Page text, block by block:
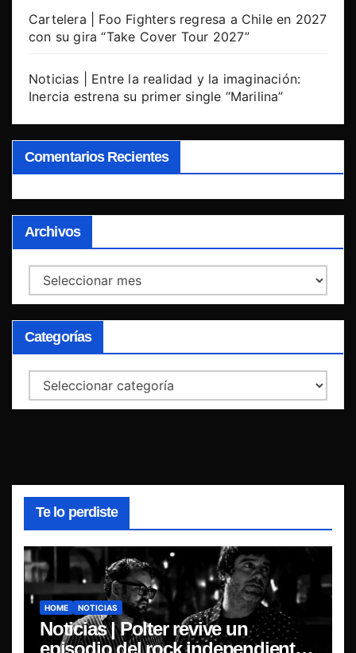
Cartelera | Foo Fighters regresa a Chile en 2027
con su gira “Take Cover Tour 2027”
Noticias | Entre la realidad y la imaginación:
Inercia estrena su primer single “Marilina”
Comentarios Recientes
Archivos
Archivos
Categorías
Categorías
Te lo perdiste
HOME NOTICIAS
Noticias | Polter revive un
episodio del rock independiente